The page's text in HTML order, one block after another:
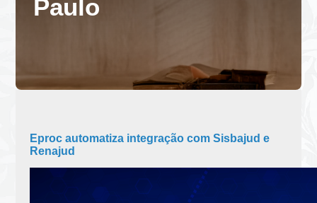
Paulo
Eproc automatiza integração com Sisbajud e
Renajud